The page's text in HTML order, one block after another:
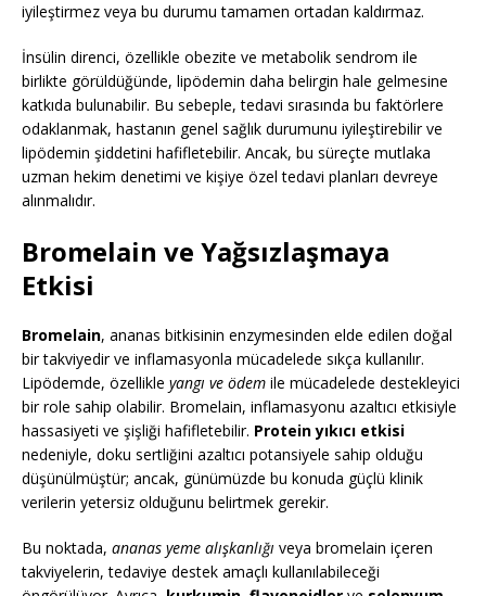
iyileştirmez veya bu durumu tamamen ortadan kaldırmaz.
İnsülin direnci, özellikle obezite ve metabolik sendrom ile
birlikte görüldüğünde, lipödemin daha belirgin hale gelmesine
katkıda bulunabilir. Bu sebeple, tedavi sırasında bu faktörlere
odaklanmak, hastanın genel sağlık durumunu iyileştirebilir ve
lipödemin şiddetini hafifletebilir. Ancak, bu süreçte mutlaka
uzman hekim denetimi ve kişiye özel tedavi planları devreye
alınmalıdır.
Bromelain ve Yağsızlaşmaya
Etkisi
Bromelain, ananas bitkisinin enzymesinden elde edilen doğal
bir takviyedir ve inflamasyonla mücadelede sıkça kullanılır.
Lipödemde, özellikle yangı ve ödem ile mücadelede destekleyici
bir role sahip olabilir. Bromelain, inflamasyonu azaltıcı etkisiyle
hassasiyeti ve şişliği hafifletebilir. Protein yıkıcı etkisi
nedeniyle, doku sertliğini azaltıcı potansiyele sahip olduğu
düşünülmüştür; ancak, günümüzde bu konuda güçlü klinik
verilerin yetersiz olduğunu belirtmek gerekir.
Bu noktada, ananas yeme alışkanlığı veya bromelain içeren
takviyelerin, tedaviye destek amaçlı kullanılabileceği